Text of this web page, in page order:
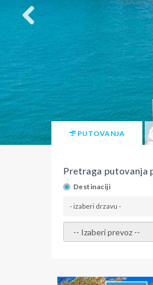
PUTOVANJA
Pretraga putovanja
Destinaciji
- izaberi drzavu -
- izaberi prevoz -